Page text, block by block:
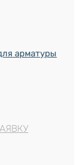
арматуры